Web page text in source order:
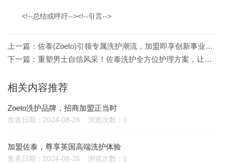
<!--总结或呼吁--><!--引言-->
上一篇： 佐泰(Zoeto)引领专属洗护潮流，加盟即享创新事业蓝海
下一篇： 重塑男士自信风采！佐泰洗护全方位护理方案，让你从头到脚焕发新生
相关内容推荐
Zoeto洗护品牌，招商加盟正当时
发表日期：2024-08-26 浏览次数：1
加盟佐泰，尊享英国高端洗护体验
发表日期：2024-08-26 浏览次数：1